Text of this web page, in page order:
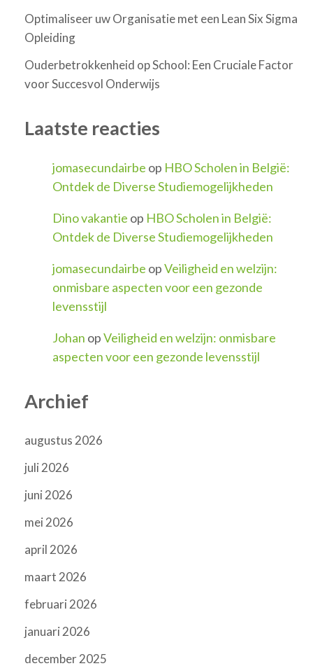
Optimaliseer uw Organisatie met een Lean Six Sigma
Opleiding
Ouderbetrokkenheid op School: Een Cruciale Factor
voor Succesvol Onderwijs
Laatste reacties
jomasecundairbe op HBO Scholen in België:
Ontdek de Diverse Studiemogelijkheden
Dino vakantie op HBO Scholen in België:
Ontdek de Diverse Studiemogelijkheden
jomasecundairbe opVeiligheid en welzijn:
onmisbare aspecten voor een gezonde
levensstijl
Johan opVeiligheid en welzijn: onmisbare
aspecten voor een gezonde levensstijl
Archief
augustus 2026
juli 2026
juni 2026
mei 2026
april 2026
maart 2026
februari 2026
januari 2026
december 2025